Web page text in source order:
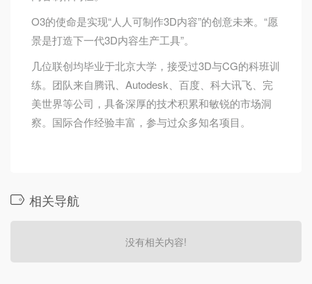
O3的使命是实现“人人可制作3D内容”的创意未来。“愿
景是打造下一代3D内容生产工具”。
几位联创均毕业于北京大学，接受过3D与CG的科班训
练。团队来自腾讯、Autodesk、百度、科大讯飞、完
美世界等公司，具备深厚的技术积累和敏锐的市场洞
察。国际合作经验丰富，参与过众多知名项目。
相关导航
没有相关内容!